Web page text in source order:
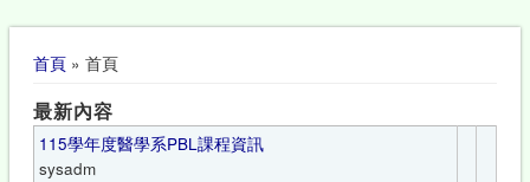
您在這裡
首頁» 首頁
最新內容
115學年度醫學系PBL課程資訊
sysadm